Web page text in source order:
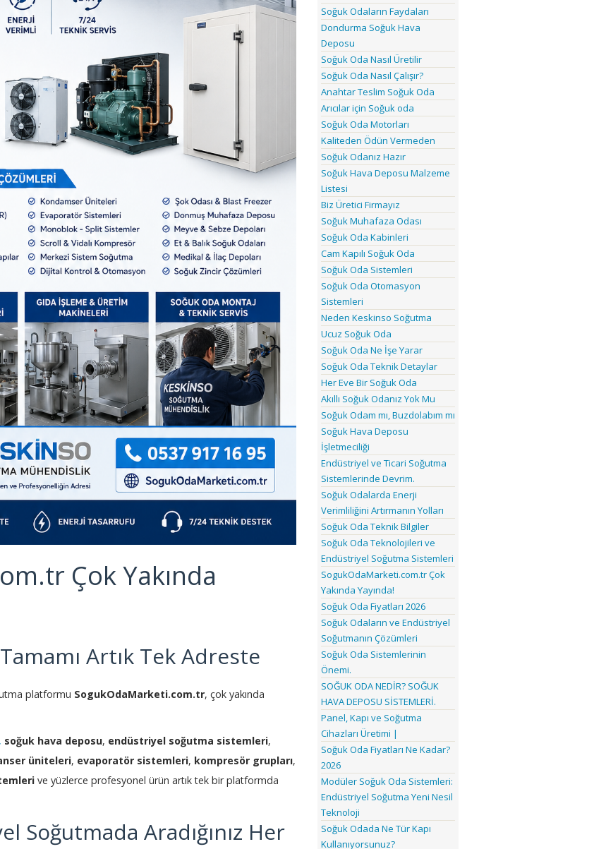
Çok Yakında
Artık Tek Adreste
platformu SogukOdaMarketi.com.tr, çok yakında
, soğuk hava deposu, endüstriyel soğutma sistemleri,
üniteleri, evaporatör sistemleri, kompresör grupları,
ve yüzlerce profesyonel ürün artık tek bir platformda
Soğutmada Aradığınız Her
Soğuk Odaların Faydaları
Dondurma Soğuk Hava
Deposu
Soğuk Oda Nasıl Üretilir
Soğuk Oda Nasıl Çalışır?
Anahtar Teslim Soğuk Oda
Arıcılar için Soğuk oda
Soğuk Oda Motorları
Kaliteden Ödün Vermeden
Soğuk Odanız Hazır
Soğuk Hava Deposu Malzeme
Listesi
Biz Üretici Firmayız
Soğuk Muhafaza Odası
Soğuk Oda Kabinleri
Cam Kapılı Soğuk Oda
Soğuk Oda Sistemleri
Soğuk Oda Otomasyon
Sistemleri
Neden Keskinso Soğutma
Ucuz Soğuk Oda
Soğuk Oda Ne İşe Yarar
Soğuk Oda Teknik Detaylar
Her Eve Bir Soğuk Oda
Akıllı Soğuk Odanız Yok Mu
Soğuk Odam mı, Buzdolabım mı
Soğuk Hava Deposu
İşletmeciliği
Endüstriyel ve Ticari Soğutma
Sistemlerinde Devrim.
Soğuk Odalarda Enerji
Verimliliğini Artırmanın Yolları
Soğuk Oda Teknik Bilgiler
Soğuk Oda Teknolojileri ve
Endüstriyel Soğutma Sistemleri
SogukOdaMarketi.com.tr Çok
Yakında Yayında!
Soğuk Oda Fiyatları 2026
Soğuk Odaların ve Endüstriyel
Soğutmanın Çözümleri
Soğuk Oda Sistemlerinin
Önemi.
SOĞUK ODA NEDİR? SOĞUK
HAVA DEPOSU SİSTEMLERİ.
Panel, Kapı ve Soğutma
Cihazları Üretimi |
Soğuk Oda Fiyatları Ne Kadar?
2026
Modüler Soğuk Oda Sistemleri:
Endüstriyel Soğutma Yeni Nesil
Teknoloji
Soğuk Odada Ne Tür Kapı
Kullanıyorsunuz?